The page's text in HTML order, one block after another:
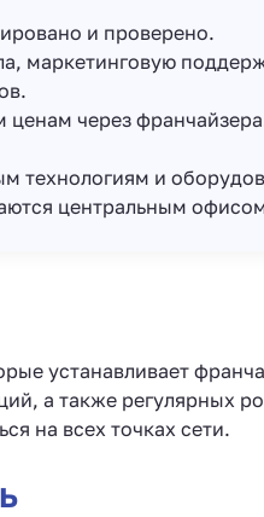
и проверено.
маркетинговую
через
технологиям и
центральным
устанавливает
а также регулярных
на всех точках сети.